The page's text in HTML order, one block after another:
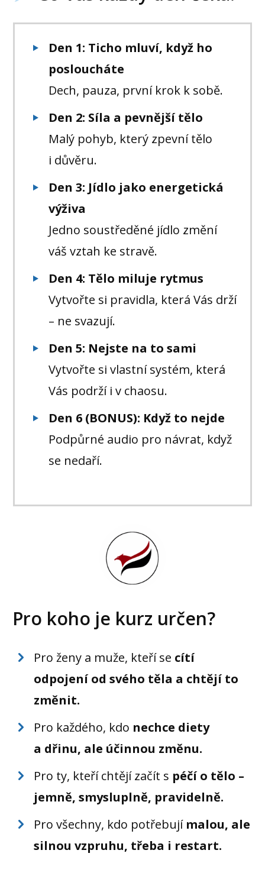
Den 1: Ticho mluví, když ho
posloucháte
Dech, pauza, první krok k sobě.
Den 2: Síla a pevnější tělo
Malý pohyb, který zpevní tělo
i důvěru.
Den 3: Jídlo jako energetická
výživa
Jedno soustředěné jídlo změní
váš vztah ke stravě.
Den 4: Tělo miluje rytmus
Vytvořte si pravidla, která Vás drží
– ne svazují.
Den 5: Nejste na to sami
Vytvořte si vlastní systém, která
Vás podrží i v chaosu.
Den 6 (BONUS): Když to nejde
Podpůrné audio pro návrat, když
se nedaří.
Pro koho je kurz určen?
Pro ženy a muže, kteří se cítí
odpojení od svého těla a chtějí to
změnit.
Pro každého, kdo nechce diety
a dřinu, ale účinnou změnu.
Pro ty, kteří chtějí začít s péčí o tělo –
jemně, smysluplně, pravidelně.
Pro všechny, kdo potřebují malou, ale
silnou vzpruhu, třeba i restart.